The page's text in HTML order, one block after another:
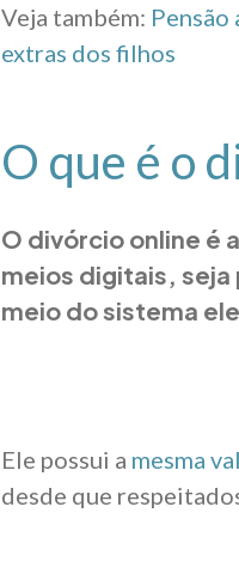
Veja também: Pensão
extras dos filhos
O que é o
O divórcio online é
meios digitais, seja
meio do sistema
Ele possui a mesma
desde que